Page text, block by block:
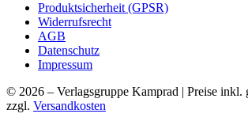
Produktsicherheit (GPSR)
Widerrufsrecht
AGB
Datenschutz
Impressum
© 2026 – Verlagsgruppe Kamprad | Preise inkl.
zzgl. Versandkosten